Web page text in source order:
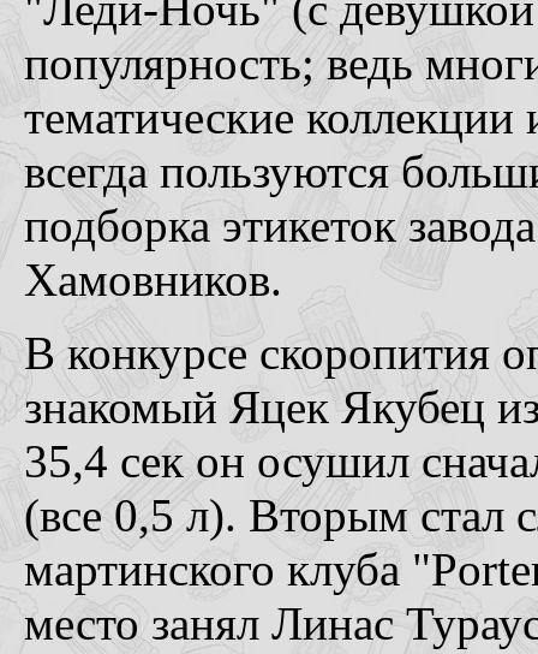
популярность; ведь
тематические
всегда пользуются
подборка этикеток
Хамовников.
В конкурсе скоропития
знакомый Яцек Якубец
35,4 сек он осушил
(все 0,5 л). Вторым
мартинского клуба
место занял Линас